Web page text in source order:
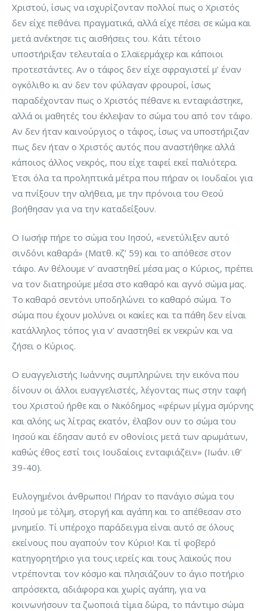
Χριστού, ίσως να ισχυρίζονταν πολλοί πως ο Χριστός
δεν είχε πεθάνει πραγματικά, αλλά είχε πέσει σε κώμα και
μετά ανέκτησε τις αισθήσεις του. Κάτι τέτοιο
υποστήριξαν τελευταία ο Σλαϊερμάχερ και κάποιοι
προτεστάντες. Αν ο τάφος δεν είχε σφραγιστεί μ’ έναν
ογκόλιθο κι αν δεν τον φύλαγαν φρουροί, ίσως
παραδέχονταν πως ο Χριστός πέθανε κι ενταφιάστηκε,
αλλά οι μαθητές του έκλεψαν το σώμα του από τον τάφο.
Αν δεν ήταν καινούργιος ο τάφος, ίσως να υποστήριζαν
πως δεν ήταν ο Χριστός αυτός που αναστήθηκε αλλά
κάποιος άλλος νεκρός, που είχε ταφεί εκεί παλιότερα.
Έτσι όλα τα προληπτικά μέτρα που πήραν οι Ιουδαίοι για
να πνίξουν την αλήθεια, με την πρόνοια του Θεού
βοήθησαν για να την καταδείξουν.
Ο Ιωσήφ πήρε το σώμα του Ιησού, «ενετύλιξεν αυτό
σινδόνι καθαρά» (Ματθ. κζ’ 59) και το απόθεσε στον
τάφο. Αν θέλουμε ν’ αναστηθεί μέσα μας ο Κύριος, πρέπει
να τον διατηρούμε μέσα στο καθαρό και αγνό σώμα μας.
Το καθαρό σεντόνι υποδηλώνει το καθαρό σώμα. Το
σώμα που έχουν μολύνει οι κακίες και τα πάθη δεν είναι
κατάλληλος τόπος για ν’ αναστηθεί εκ νεκρών και να
ζήσει ο Κύριος.
Ο ευαγγελιστής Ιωάννης συμπληρώνει την εικόνα που
δίνουν οι άλλοι ευαγγελιστές, λέγοντας πως στην ταφή
του Χριστού ήρθε και ο Νικόδημος «φέρων μίγμα σμύρνης
και αλόης ως λίτρας εκατόν, έλαβον ουν το σώμα του
Ιησού και έδησαν αυτό εν οθονίοις μετά των αρωμάτων,
καθώς έθος εστί τοις Ιουδαίοις ενταφιάζειν» (Ιωάν. ιθ’
39-40).
Ευλογημένοι άνθρωποι! Πήραν το πανάγιο σώμα του
Ιησού με τόλμη, στοργή και αγάπη και το απέθεσαν στο
μνημείο. Τί υπέροχο παράδειγμα είναι αυτό σε όλους
εκείνους που αγαπούν τον Κύριο! Και τί φοβερό
κατηγορητήριο για τους ιερείς και τους λαϊκούς που
ντρέπονται τον κόσμο και πλησιάζουν το άγιο ποτήριο
απρόσεκτα, αδιάφορα και χωρίς αγάπη, για να
κοινωνήσουν τα ζωοποιά τίμια δώρα, το πάντιμο σώμα